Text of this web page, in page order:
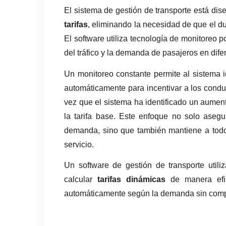
El sistema de gestión de transporte está
tarifas, eliminando la necesidad de que el
El software utiliza tecnología de monitoreo
del tráfico y la demanda de pasajeros en
Un monitoreo constante permite al
automáticamente para incentivar a los
vez que el sistema ha identificado un
la tarifa base. Este enfoque no solo
demanda, sino que también mantiene a
servicio.
Un software de gestión de transporte
calcular tarifas dinámicas de manera
automáticamente según la demanda sin